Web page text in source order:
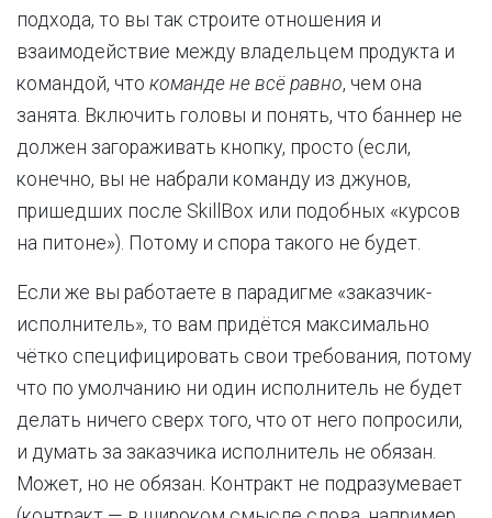
подхода, то вы так строите отношения и
взаимодействие между владельцем продукта и
командой, что команде не всё равно, чем она
занята. Включить головы и понять, что баннер не
должен загораживать кнопку, просто (если,
конечно, вы не набрали команду из джунов,
пришедших после SkillBox или подобных «курсов
на питоне»). Потому и спора такого не будет.
Если же вы работаете в парадигме «заказчик-
исполнитель», то вам придётся максимально
чётко специфицировать свои требования, потому
что по умолчанию ни один исполнитель не будет
делать ничего сверх того, что от него попросили,
и думать за заказчика исполнитель не обязан.
Может, но не обязан. Контракт не подразумевает